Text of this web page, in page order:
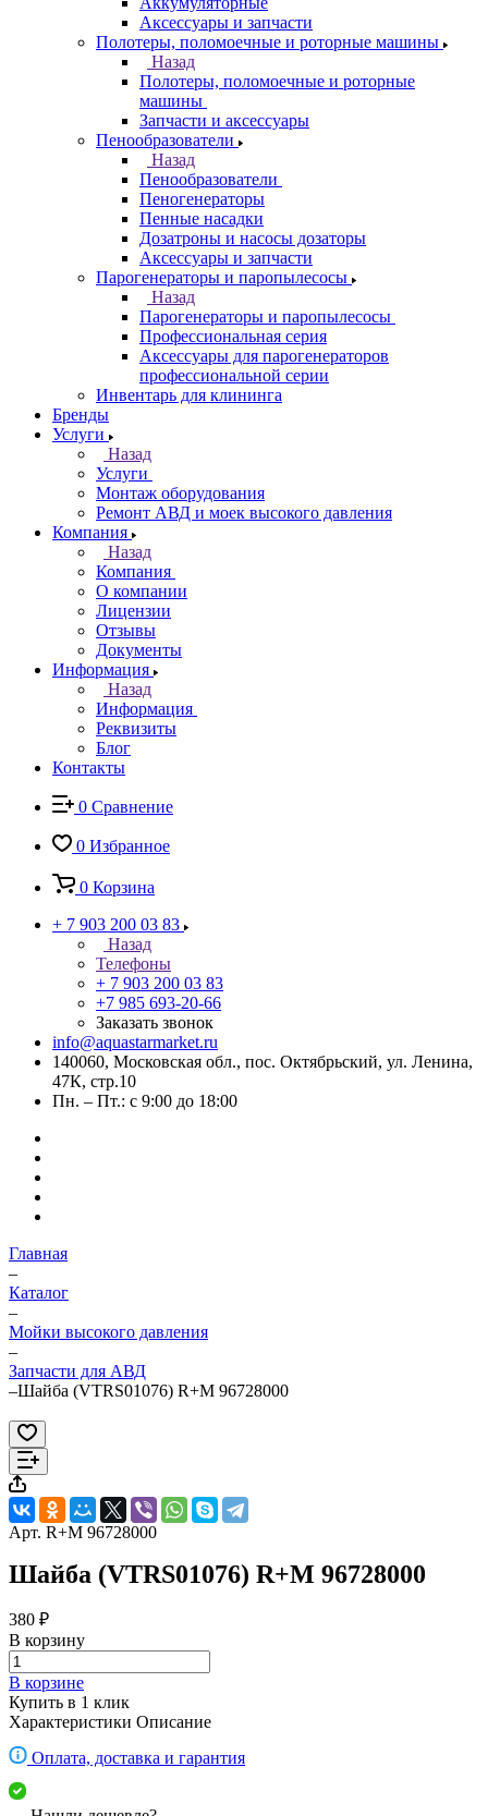
Аксессуары и запчасти
Полотеры, поломоечные и роторные машины
Назад
Полотеры, поломоечные и роторные
машины
Запчасти и аксессуары
Пенообразователи
Назад
Пенообразователи
Пеногенераторы
Пенные насадки
Дозатроны и насосы дозаторы
Аксессуары и запчасти
Парогенераторы и паропылесосы
Назад
Парогенераторы и паропылесосы
Профессиональная серия
Аксессуары для парогенераторов
профессиональной серии
Инвентарь для клининга
Бренды
Услуги
Назад
Услуги
Монтаж оборудования
Ремонт АВД и моек высокого давления
Компания
Назад
Компания
О компании
Лицензии
Отзывы
Документы
Информация
Назад
Информация
Реквизиты
Блог
Контакты
0 Сравнение
0 Избранное
0 Корзина
+ 7 903 200 03 83
Назад
Телефоны
+ 7 903 200 03 83
+7 985 693-20-66
Заказать звонок
info@aquastarmarket.ru
140060, Московская обл., пос. Октябрьский, ул. Ленина,
47К, стр.10
Пн. – Пт.: с 9:00 до 18:00
Главная
–
Каталог
–
Мойки высокого давления
–
Запчасти для АВД
–Шайба (VTRS01076) R+M 96728000
Арт. R+M 96728000
Шайба (VTRS01076) R+M 96728000
380 ₽
В корзину
В корзине
Купить в 1 клик
Характеристики Описание
Оплата, доставка и гарантия